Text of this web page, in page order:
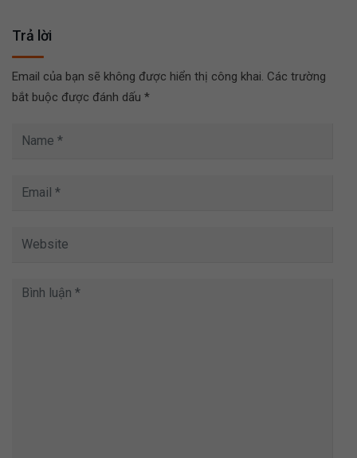
Trả lời
Email của bạn sẽ không được hiển thị công khai. Các trường
bắt buộc được đánh dấu *